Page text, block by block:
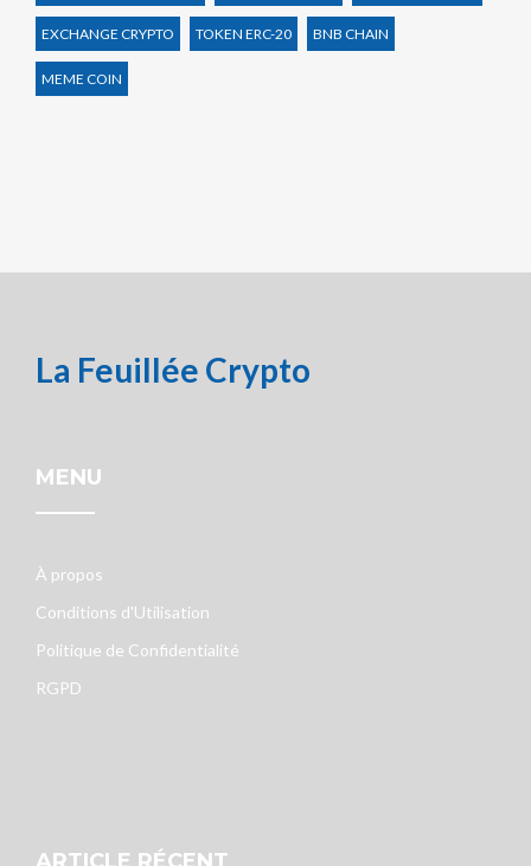
EXCHANGE CRYPTO TOKEN ERC-20 BNB CHAIN
MEME COIN
La Feuillée Crypto
MENU
À propos
Conditions d'Utilisation
Politique de Confidentialité
RGPD